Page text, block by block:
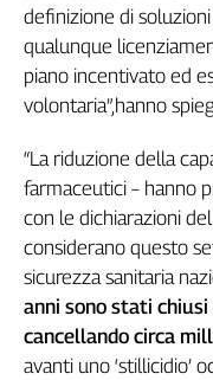
Collettiva
Talk
La
settimana
Collettiva
Girasoli
Il
Sassolino
Economica
It
Easy
definizione di
qualunque
piano incentivato ed
volontaria”,hanno
“La riduzione della
farmaceutici – hanno
con le dichiarazioni
considerano questo
sicurezza sanitaria
anni sono stati
cancellando circa
avanti uno ‘stillicidio’